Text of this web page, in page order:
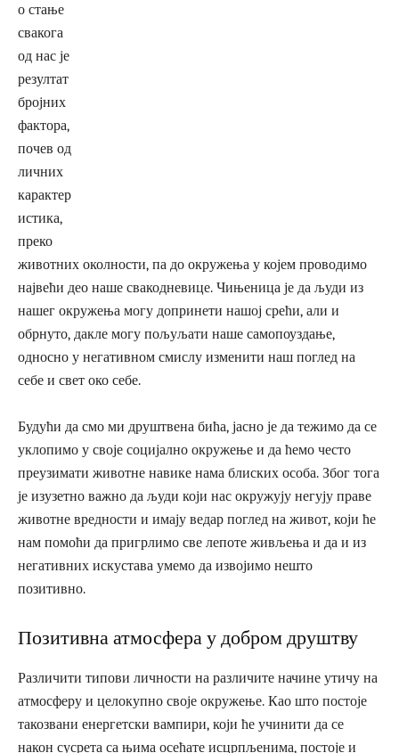
о стање
свакога
од нас је
резултат
бројних
фактора,
почев од
личних
карактер
истика,
преко
животних околности, па до окружења у којем проводимо
највећи део наше свакодневице. Чињеница је да људи из
нашег окружења могу допринети нашој срећи, али и
обрнуто, дакле могу пољуљати наше самопоуздање,
односно у негативном смислу изменити наш поглед на
себе и свет око себе.
Будући да смо ми друштвена бића, јасно је да тежимо да се
уклопимо у своје социјално окружење и да ћемо често
преузимати животне навике нама блиских особа. Због тога
је изузетно важно да људи који нас окружују негују праве
животне вредности и имају ведар поглед на живот, који ће
нам помоћи да пригрлимо све лепоте живљења и да и из
негативних искустава умемо да извојимо нешто
позитивно.
Позитивна атмосфера у добром друштву
Различити типови личности на различите начине утичу на
атмосферу и целокупно своје окружење. Као што постоје
такозвани енергетски вампири, који ће учинити да се
након сусрета са њима осећате исцрпљенима, постоје и